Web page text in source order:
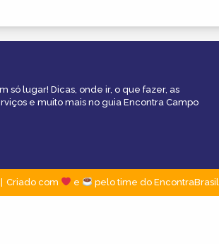
só lugar! Dicas, onde ir, o que fazer, as
e muito mais no guia Encontra Campo
Criado com e pelo time do EncontraBrasil